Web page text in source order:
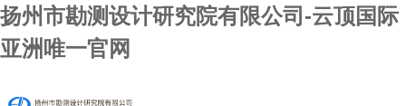
扬州市勘测设计研究院有限公司-云顶国际
亚洲唯一官网